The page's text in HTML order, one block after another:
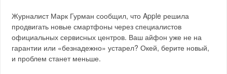
Журналист Марк Гурман сообщил, что Apple решила
продвигать новые смартфоны через специалистов
официальных сервисных центров. Ваш айфон уже не на
гарантии или «безнадежно» устарел? Окей, берите новый,
и проблем станет меньше.